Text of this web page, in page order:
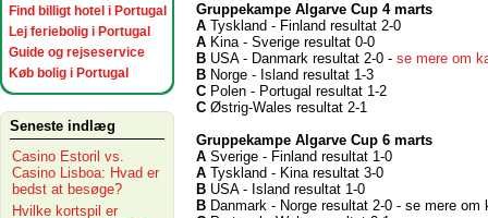
Find billigt hotel i Portugal
Lej feriebolig i Portugal
Guide og rejseservice
Køb bolig i Portugal
Seneste indlæg
Casino Estoril vs.
Casino Lisboa: Hvad er
bedst at besøge?
Hvilke kortspil er
Gruppekampe Algarve Cup 4 marts
A Tyskland - Finland resultat 2-0
A Kina - Sverige resultat 0-0
B USA - Danmark resultat 2-0 - se mere om
B Norge - Island resultat 1-3
C Polen - Portugal resultat 1-2
C Østrig-Wales resultat 2-1
Gruppekampe Algarve Cup 6 marts
A Sverige - Finland resultat 1-0
A Tyskland - Kina resultat 3-0
B USA - Island resultat 1-0
B Danmark - Norge resultat 2-0 - se mere